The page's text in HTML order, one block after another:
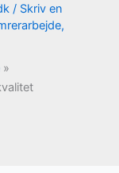
/ Skriv en
,